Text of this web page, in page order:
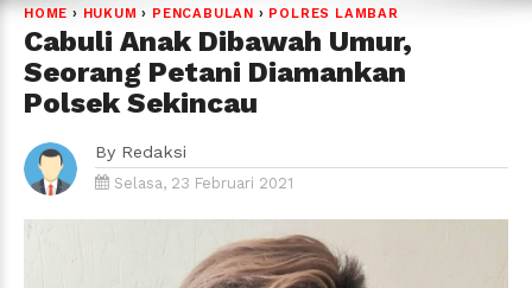
HOME › HUKUM › PENCABULAN › POLRES LAMBAR
Cabuli Anak Dibawah Umur,
Seorang Petani Diamankan
Polsek Sekincau
By Redaksi
Selasa, 23 Februari 2021